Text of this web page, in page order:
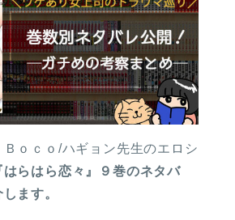
Ｂｏｃｏ/ハギョン先生のエロシ
はらはら恋々』９巻のネタバ
ます。